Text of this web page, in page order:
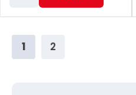
ě
n
1 2